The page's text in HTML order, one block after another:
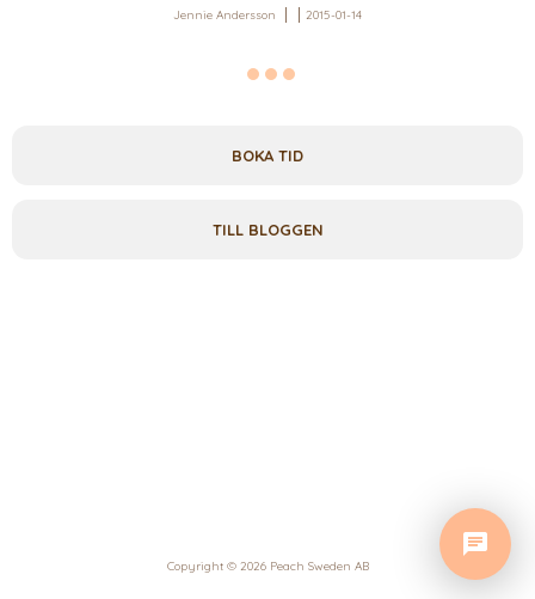
Jennie Andersson 2015-01-14
BOKA TID
TILL BLOGGEN
Copyright © 2026 Peach Sweden AB